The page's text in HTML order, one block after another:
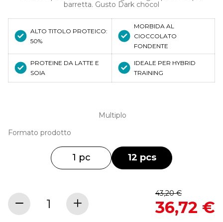
barretta. Gusto Dark chocol
ALTO TITOLO PROTEICO:
50%
MORBIDA AL
CIOCCOLATO
FONDENTE
PROTEINE DA LATTE E
SOIA
IDEALE PER HYBRID
TRAINING
Multiplo
Formato prodotto
1 pc 12 pcs
Special
36,72 €
Regular
Price
43,20 €